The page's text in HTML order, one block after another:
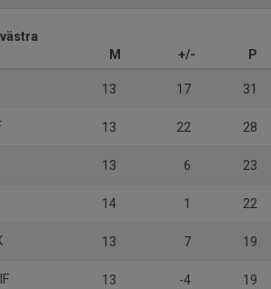
M +/- P
13 17 31
13 22 28
13 6 23
14 1 22
13 7 19
13 -4 19